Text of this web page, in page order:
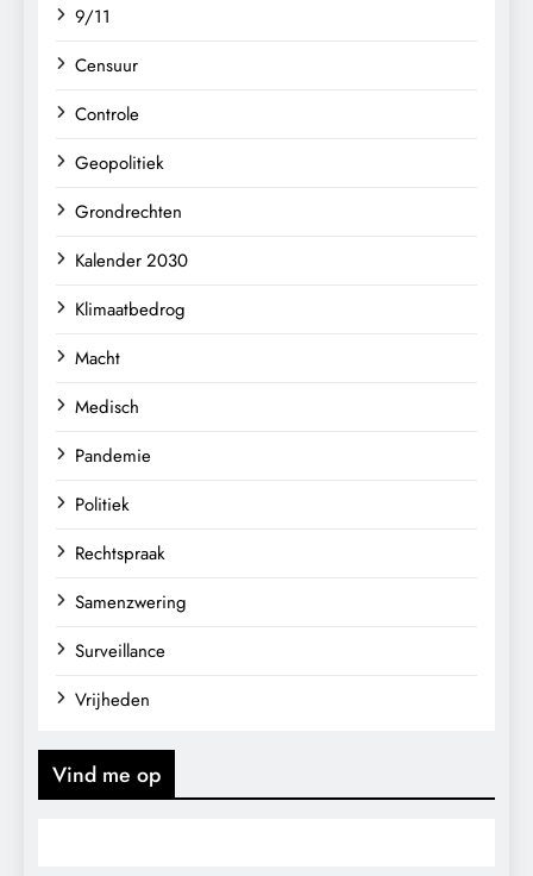
9/11
Censuur
Controle
Geopolitiek
Grondrechten
Kalender 2030
Klimaatbedrog
Macht
Medisch
Pandemie
Politiek
Rechtspraak
Samenzwering
Surveillance
Vrijheden
Vind me op